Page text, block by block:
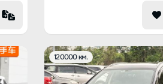
120000 км.